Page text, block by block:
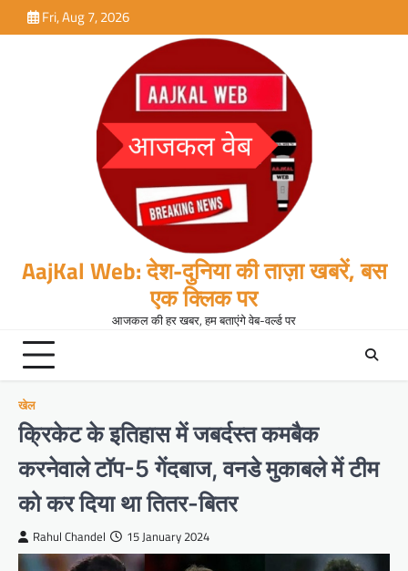
to
Fri, Aug 7, 2026
AajKal Web: देश-दुनिया की ताज़ा खबरें, बस
एक क्लिक पर
आजकल की हर खबर, हम बताएंगे वेब-वर्ल्ड पर
खेल
क्रिकेट के इतिहास में जबर्दस्त कमबैक
करनेवाले टॉप-5 गेंदबाज, वनडे मुकाबले में टीम
को कर दिया था तितर-बितर
Rahul Chandel 15 January 2024